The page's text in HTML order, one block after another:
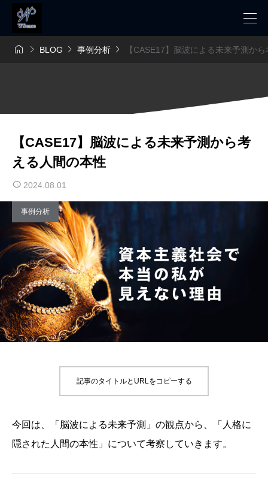
  BLOG  事例分析  【CASE17】脳波による未来予測か
【CASE17】脳波による未来予測から考
える人間の本性
2024.08.01
事例分析
記事のタイトルとURLをコピーする
今回は、「脳波による未来予測」の観点から、「人格に
隠された人間の本性」について考察していきます。